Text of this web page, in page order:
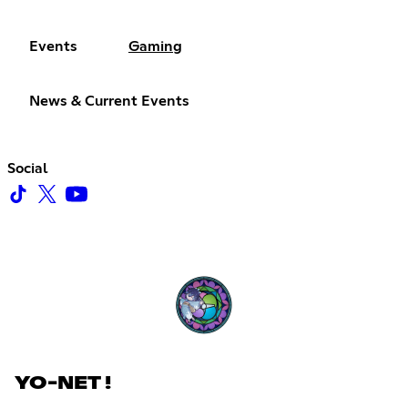
Events Gaming
News & Current Events
Social
YO-NET !